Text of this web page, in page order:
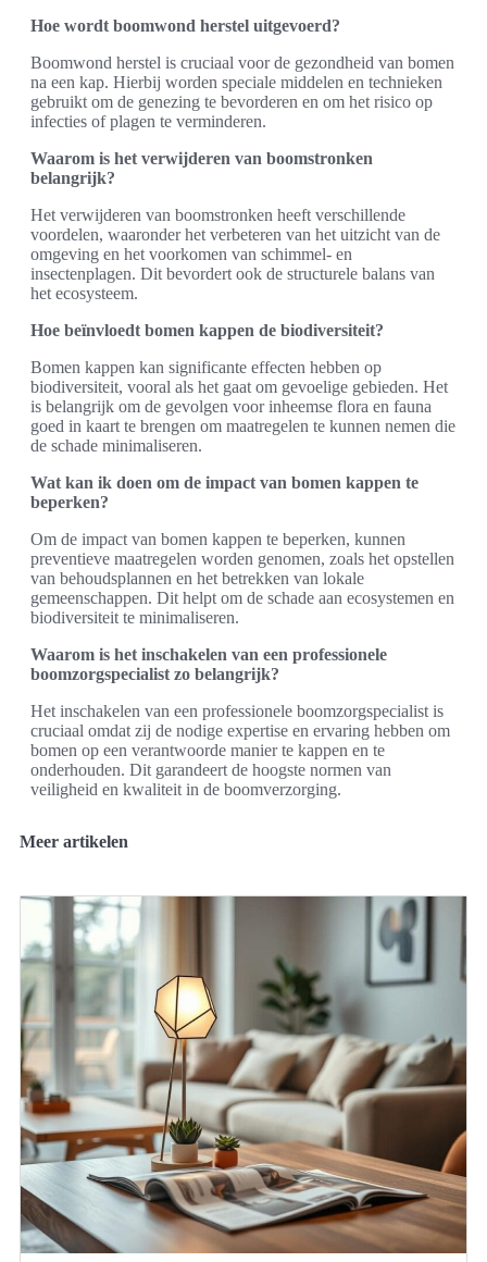
Hoe wordt boomwond herstel uitgevoerd?
Boomwond herstel is cruciaal voor de gezondheid van bomen
na een kap. Hierbij worden speciale middelen en technieken
gebruikt om de genezing te bevorderen en om het risico op
infecties of plagen te verminderen.
Waarom is het verwijderen van boomstronken
belangrijk?
Het verwijderen van boomstronken heeft verschillende
voordelen, waaronder het verbeteren van het uitzicht van de
omgeving en het voorkomen van schimmel- en
insectenplagen. Dit bevordert ook de structurele balans van
het ecosysteem.
Hoe beïnvloedt bomen kappen de biodiversiteit?
Bomen kappen kan significante effecten hebben op
biodiversiteit, vooral als het gaat om gevoelige gebieden. Het
is belangrijk om de gevolgen voor inheemse flora en fauna
goed in kaart te brengen om maatregelen te kunnen nemen die
de schade minimaliseren.
Wat kan ik doen om de impact van bomen kappen te
beperken?
Om de impact van bomen kappen te beperken, kunnen
preventieve maatregelen worden genomen, zoals het opstellen
van behoudsplannen en het betrekken van lokale
gemeenschappen. Dit helpt om de schade aan ecosystemen en
biodiversiteit te minimaliseren.
Waarom is het inschakelen van een professionele
boomzorgspecialist zo belangrijk?
Het inschakelen van een professionele boomzorgspecialist is
cruciaal omdat zij de nodige expertise en ervaring hebben om
bomen op een verantwoorde manier te kappen en te
onderhouden. Dit garandeert de hoogste normen van
veiligheid en kwaliteit in de boomverzorging.
Meer artikelen